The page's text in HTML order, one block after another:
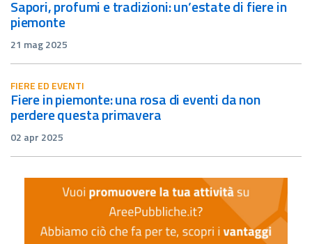
sapori, profumi e tradizioni: un’estate di fiere in
piemonte
21 mag 2025
FIERE ED EVENTI
fiere in piemonte: una rosa di eventi da non
perdere questa primavera
02 apr 2025